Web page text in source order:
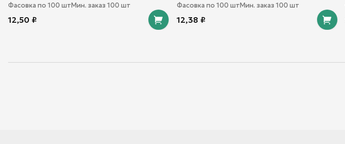
Фасовка по 100 штМин. заказ 100 шт
12,50 ₽
Фасовка по 100 штМин. заказ 100 шт
12,38 ₽